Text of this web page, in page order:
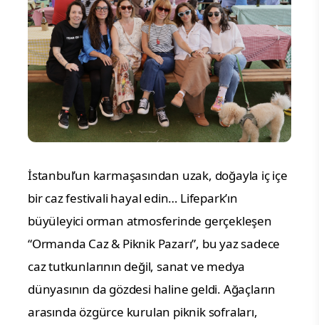
İstanbul’un karmaşasından uzak, doğayla iç içe
bir caz festivali hayal edin… Lifepark’ın
büyüleyici orman atmosferinde gerçekleşen
“Ormanda Caz & Piknik Pazarı”, bu yaz sadece
caz tutkunlarının değil, sanat ve medya
dünyasının da gözdesi haline geldi. Ağaçların
arasında özgürce kurulan piknik sofraları,